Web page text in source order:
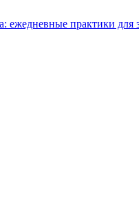
ежедневные практики для